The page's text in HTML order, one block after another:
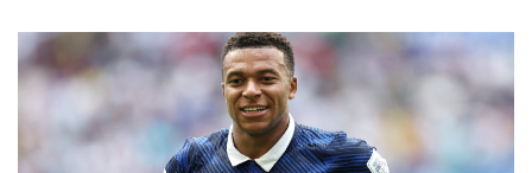
Doanh nghiệp
Thông tin doanh nghiệp
Doanh nghiệp 24h
Doanh nhân
Vì cộng đồng
Công nghệ
Sành điệu
Tin Công nghệ
Trải nghiệm
Chuyển đổi số